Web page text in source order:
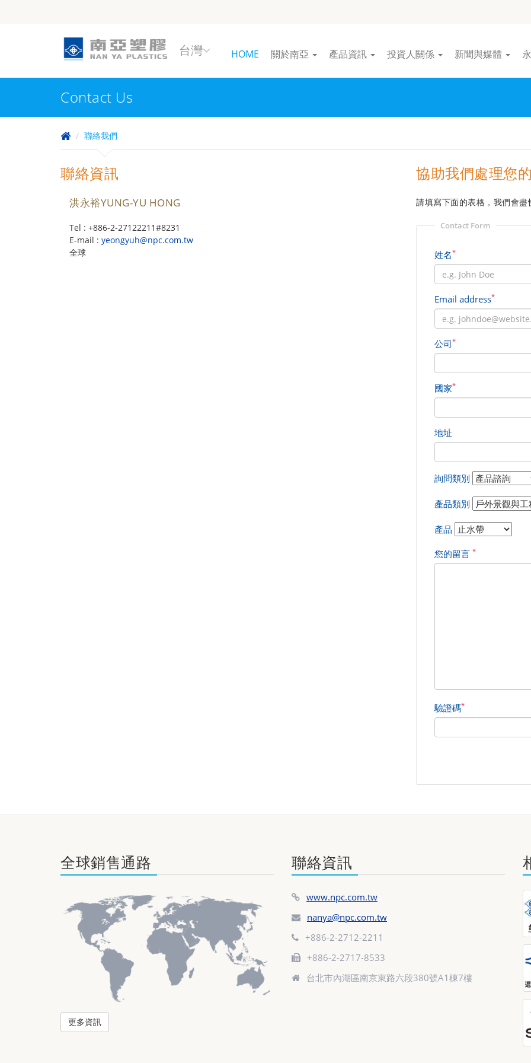
台灣 HOME 關於南亞 產品資訊 投資人關係 新聞與媒體
Contact Us
聯絡我們
聯絡資訊
洪永裕YUNG-YU HONG
Tel : +886-2-27122211#8231
E-mail : yeongyuh@npc.com.tw
全球
協助我們處理您
請填寫下面的表格，我們會盡
Contact Form
姓名*
Email address*
公司*
國家*
地址
詢問類別
產品類別
產品
您的留言 *
驗證碼*
全球銷售通路
更多資訊
聯絡資訊
www.npc.com.tw
nanya@npc.com.tw
+886-2-2712-2211
+886-2-2717-8533
台北市內湖區南京東路六段380號A1棟7樓